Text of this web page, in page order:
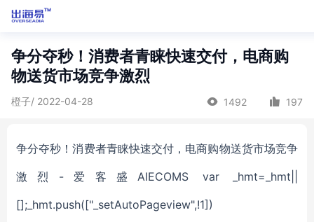
争分夺秒！消费者青睐快速交付，电商购
物送货市场竞争激烈
橙子/ 2022-04-28 1492 197
争分夺秒！消费者青睐快速交付，电商购物送货市场竞争
激烈-爱客盛AIECOMS var _hmt=_hmt||
[];_hmt.push(["_setAutoPageview",!1])